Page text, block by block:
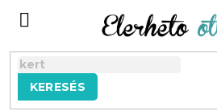
tartalomhoz
KERESÉS